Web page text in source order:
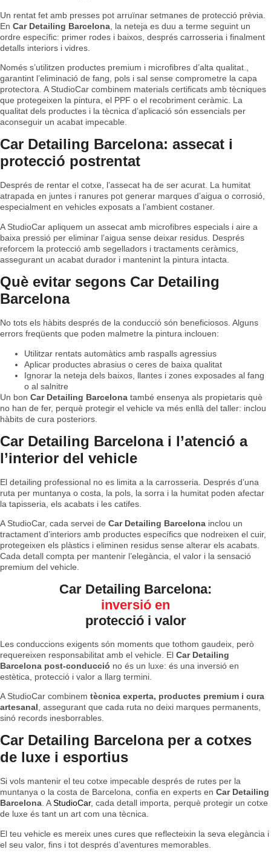
Un rentat fet amb presses pot arruïnar setmanes de protecció prèvia.
En Car Detailing Barcelona , la neteja es duu a terme seguint un
ordre específic: primer rodes i baixos, després carrosseria i finalment
detalls interiors i vidres.
Només s’utilitzen productes premium i microfibres d’alta qualitat.
garantint l’eliminació de fang, pols i sal sense comprometre la capa
protectora. A StudioCar combinem materials certificats amb tècniques
que protegeixen la pintura, el PPF o el recobriment ceràmic. La
qualitat dels productes i la tècnica d’aplicació són essencials per
aconseguir un acabat impecable.
Car Detailing Barcelona: assecat i
protecció postrentat
Després de rentar el cotxe, l’assecat ha de ser acurat. La humitat
atrapada en juntes i ranures pot generar marques d’aigua o corrosió,
especialment en vehicles exposats a l’ambient costaner.
A StudioCar apliquem un assecat amb microfibres especials i aire a
baixa pressió per eliminar l’aigua sense deixar residus. Després
reforcem la protecció amb segelladors i tractaments ceràmics,
assegurant un acabat durador i mantenint la pintura intacta.
Què evitar segons Car Detailing
Barcelona
No tots els hàbits després de la conducció són beneficiosos. Alguns
errors freqüents que poden malmetre la pintura inclouen:
Utilitzar rentats automàtics amb raspalls agressius
Aplicar productes abrasius o ceres de baixa qualitat
Ignorar la neteja dels baixos, llantes i zones exposades al fang
o al salnitre
Un bon Car Detailing Barcelona també ensenya als propietaris què
no han de fer, perquè protegir el vehicle va més enllà del taller: inclou
hàbits de cura posteriors.
Car Detailing Barcelona i l’atenció a
l’interior del vehicle
El detailing professional no es limita a la carrosseria. Després d’una
ruta per muntanya o costa, la pols, la sorra i la humitat poden afectar
la tapisseria, els acabats i les catifes.
A StudioCar, cada servei de Car Detailing Barcelona inclou un
tractament d’interiors amb productes específics que nodreixen el cuir,
protegeixen els plàstics i eliminen residus sense alterar els acabats.
Cada detall compta per mantenir l’elegància, el valor i la sensació
premium del vehicle.
Car Detailing Barcelona:
inversió en
protecció i valor
Les conduccions exigents són moments que tothom gaudeix, però
requereixen responsabilitat amb el vehicle. El Car Detailing
Barcelona post-conducció no és un luxe: és una inversió en
estètica, protecció i valor a llarg termini.
A StudioCar combinem tècnica experta, productes premium i cura
artesanal , assegurant que cada ruta no deixi marques permanents,
sinó records inesborrables.
Car Detailing Barcelona per a cotxes
de luxe i esportius
Si vols mantenir el teu cotxe impecable després de rutes per la
muntanya o la costa de Barcelona, confia en experts en Car Detailing
Barcelona. AStudioCar, cada detall importa, perquè protegir un cotxe
de luxe és tant un art com una tècnica.
El teu vehicle es mereix unes cures que reflecteixin la seva elegància i
el seu valor, fins i tot després d’aventures memorables.